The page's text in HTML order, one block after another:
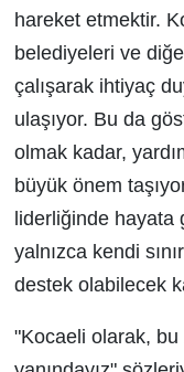
hareket etmektir.
belediyeleri ve
çalışarak ihtiyaç
ulaşıyor. Bu da
olmak kadar,
büyük önem
liderliğinde
yalnızca kendi
destek olabilecek
"Kocaeli olarak,